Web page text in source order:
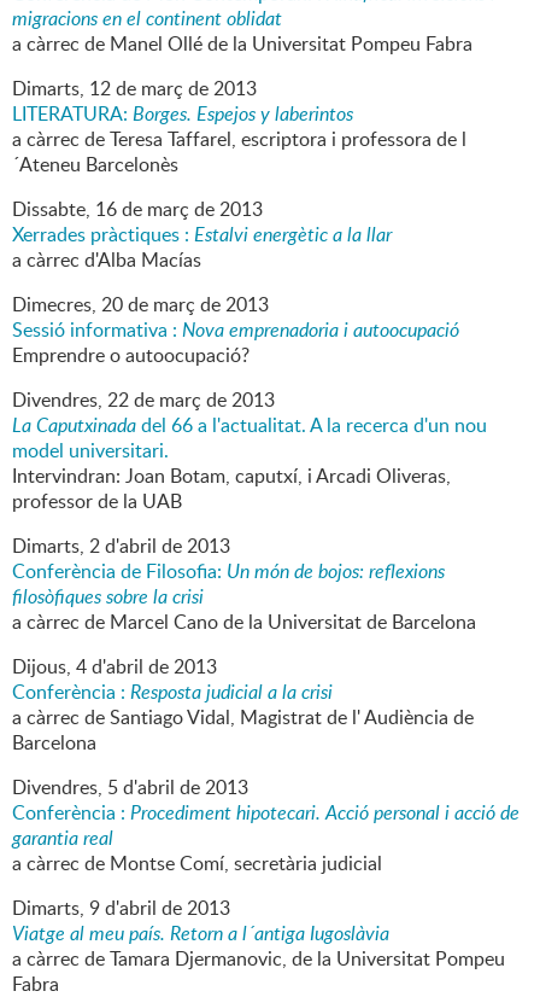
migracions en el continent oblidat
a càrrec de Manel Ollé de la Universitat Pompeu Fabra
Dimarts, 12de març de2013
LITERATURA: Borges. Espejos y laberintos
a càrrec de Teresa Taffarel, escriptora i professora de l
´Ateneu Barcelonès
Dissabte, 16de març de2013
Xerrades pràctiques : Estalvi energètic a la llar
a càrrec d'Alba Macías
Dimecres, 20de març de2013
Sessió informativa : Nova emprenadoria i autoocupació
Emprendre o autoocupació?
Divendres, 22de març de2013
La Caputxinadadel 66 a l'actualitat. A la recerca d'un nou
model universitari.
Intervindran: Joan Botam, caputxí, i Arcadi Oliveras,
professor de la UAB
Dimarts, 2d'abril de2013
Conferència de Filosofia: Un món de bojos: reflexions
filosòfiques sobre la crisi
a càrrec de Marcel Cano de la Universitat de Barcelona
Dijous, 4d'abril de2013
Conferència : Resposta judicial a la crisi
a càrrec de Santiago Vidal, Magistrat de l' Audiència de
Barcelona
Divendres, 5d'abril de2013
Conferència : Procediment hipotecari. Acció personal i acció de
garantia real
a càrrec de Montse Comí, secretària judicial
Dimarts, 9d'abril de2013
Viatge al meu país. Retorn a l´antiga Iugoslàvia
a càrrec de Tamara Djermanovic, de la Universitat Pompeu
Fabra